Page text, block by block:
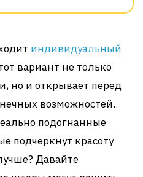
индивидуальный
вариант не только
но и открывает перед
возможностей.
подогнанные
подчеркнут красоту
Давайте